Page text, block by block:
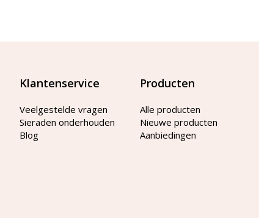
Klantenservice
Veelgestelde vragen
Sieraden onderhouden
Blog
Producten
Alle producten
Nieuwe producten
Aanbiedingen